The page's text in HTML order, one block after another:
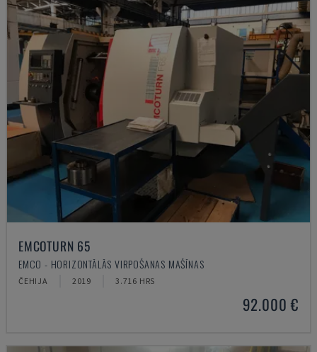
EMCOTURN 65
EMCO - HORIZONTĀLĀS VIRPOŠANAS MAŠĪNAS
ČEHIJA 2019 3.716 HRS
92.000 €